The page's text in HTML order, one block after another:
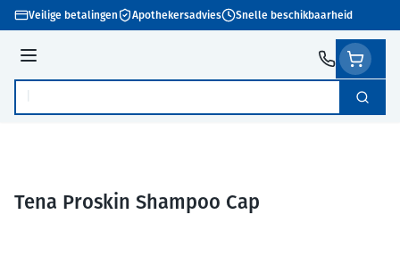
Ga naar de inhoud
Veilige betalingen Apothekersadvies Snelle beschikbaarheid
Menu
Product, merk, categorie... Zoek
Tena Proskin Shampoo Cap